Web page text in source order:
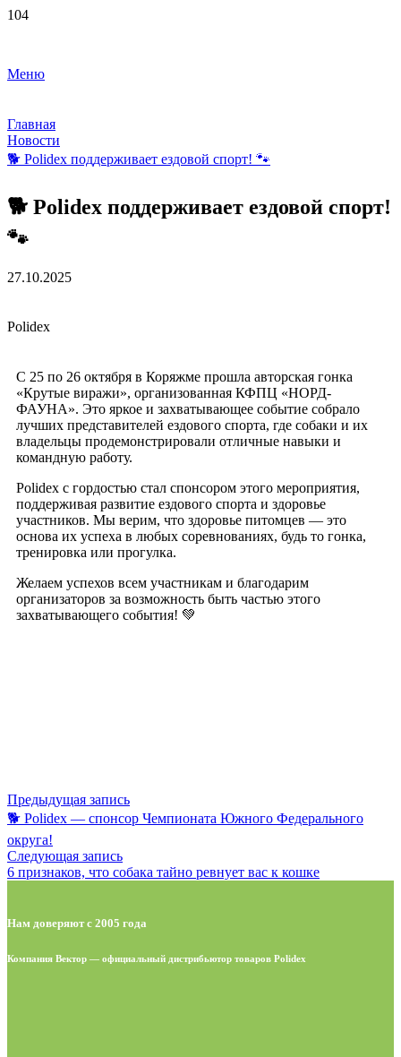
Меню
Главная
Новости
🐕 Polidex поддерживает ездовой спорт! 🐾
🐕 Polidex поддерживает ездовой спорт!
🐾
27.10.2025
Polidex
С 25 по 26 октября в Коряжме прошла авторская гонка
«Крутые виражи», организованная КФПЦ «НОРД-
ФАУНА». Это яркое и захватывающее событие собрало
лучших представителей ездового спорта, где собаки и их
владельцы продемонстрировали отличные навыки и
командную работу.
Polidex с гордостью стал спонсором этого мероприятия,
поддерживая развитие ездового спорта и здоровье
участников. Мы верим, что здоровье питомцев — это
основа их успеха в любых соревнованиях, будь то гонка,
тренировка или прогулка.
Желаем успехов всем участникам и благодарим
организаторов за возможность быть частью этого
захватывающего события! 💚
Предыдущая запись
🐕 Polidex — спонсор Чемпионата Южного Федерального
округа!
Следующая запись
6 признаков, что собака тайно ревнует вас к кошке
Нам доверяют с 2005 года
Компания Вектор — официальный дистрибьютор товаров Polidex